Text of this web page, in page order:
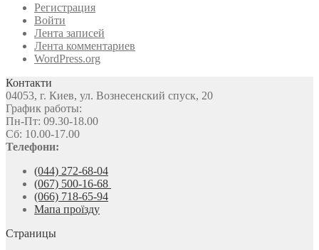
Регистрация
Войти
Лента записей
Лента комментариев
WordPress.org
Контакти
04053, г. Киев, ул. Вознесенский спуск, 20
График работы:
Пн-Пт: 09.30-18.00
Сб: 10.00-17.00
Телефони:
(044) 272-68-04
(067) 500-16-68
(066) 718-65-94
Мапа проїзду
Страницы